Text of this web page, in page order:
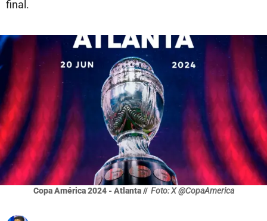
final.
Copa América 2024 - Atlanta // Foto: X @CopaAmerica